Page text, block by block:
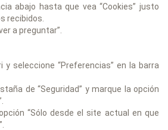
abajo hasta que vea “Cookies” justo
recibidos.
a preguntar”.
y seleccione “Preferencias” en la barra
de “Seguridad” y marque la opción
“Sólo desde el site actual en que